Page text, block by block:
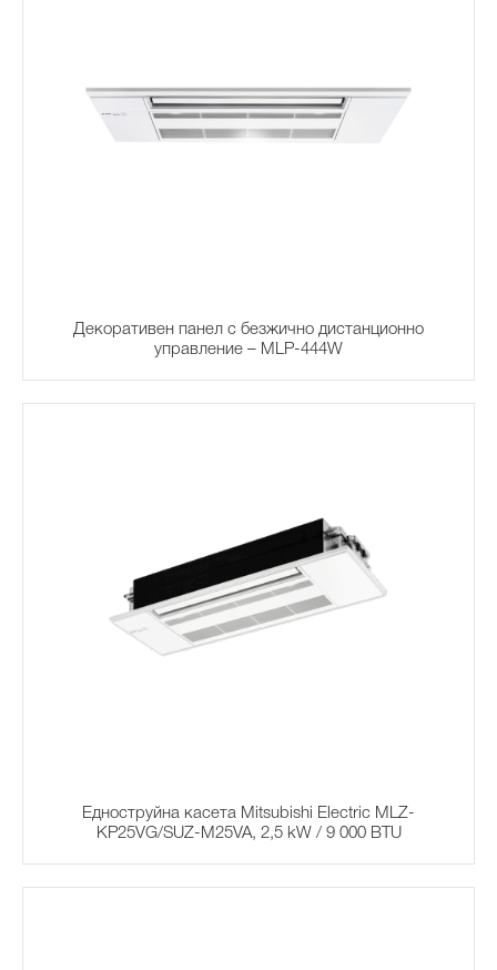
Декоративен панел с безжично дистанционно
управление – MLP-444W
Едноструйна касета Mitsubishi Electric MLZ-
KP25VG/SUZ-M25VA, 2,5 kW / 9 000 BTU